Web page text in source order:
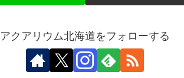
アクアリウム北海道をフォローする